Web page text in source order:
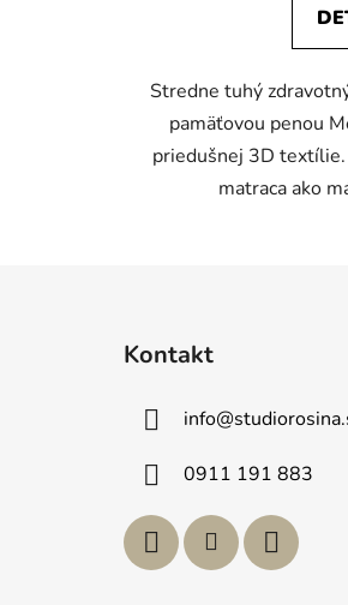
Stredne tuhý
pamäťovou penou
priedušnej 3D
matraca ako
Kontakt
info@
0911 191 883